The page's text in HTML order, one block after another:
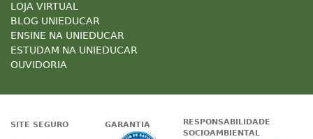
LOJA VIRTUAL
BLOG UNIEDUCAR
ENSINE NA UNIEDUCAR
ESTUDAM NA UNIEDUCAR
OUVIDORIA
SITE SEGURO GARANTIA
RESPONSABILIDADE
SOCIOAMBIENTAL